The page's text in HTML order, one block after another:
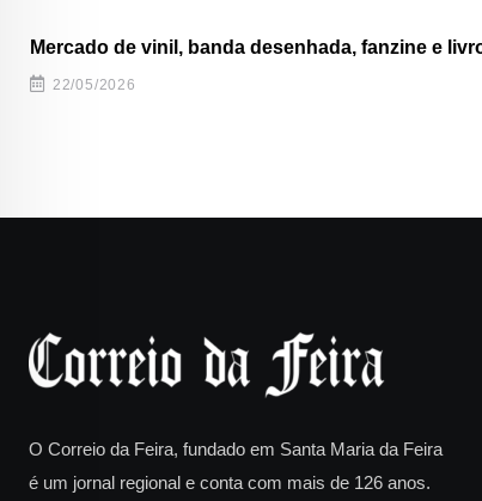
Mercado de vinil, banda desenhada, fanzine e
22/05/2026
O Correio da Feira, fundado em Santa Maria da Feira
é um jornal regional e conta com mais de 126 anos.